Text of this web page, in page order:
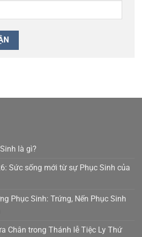
là gì?
Sức sống mới từ sự Phục Sinh của
Phục Sinh: Trứng, Nến Phục Sinh
Chân trong Thánh lễ Tiệc Ly Thứ